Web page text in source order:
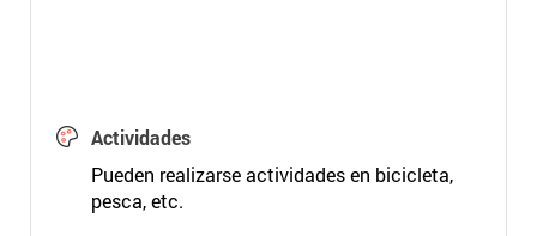
Actividades
Pueden realizarse actividades en bicicleta,
pesca, etc.